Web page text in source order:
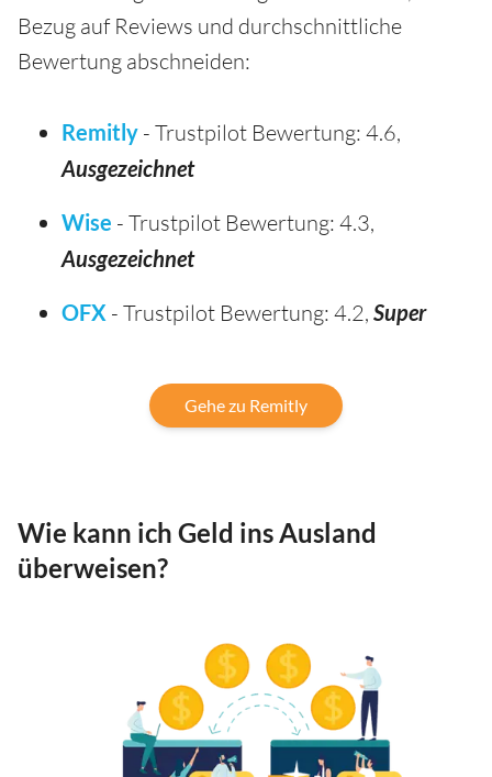
Bezug auf Reviews und durchschnittliche
Bewertung abschneiden:
Remitly - Trustpilot Bewertung: 4.6,
Ausgezeichnet
Wise - Trustpilot Bewertung: 4.3,
Ausgezeichnet
OFX - Trustpilot Bewertung: 4.2, Super
Gehe zu Remitly
Wie kann ich Geld ins Ausland
überweisen?